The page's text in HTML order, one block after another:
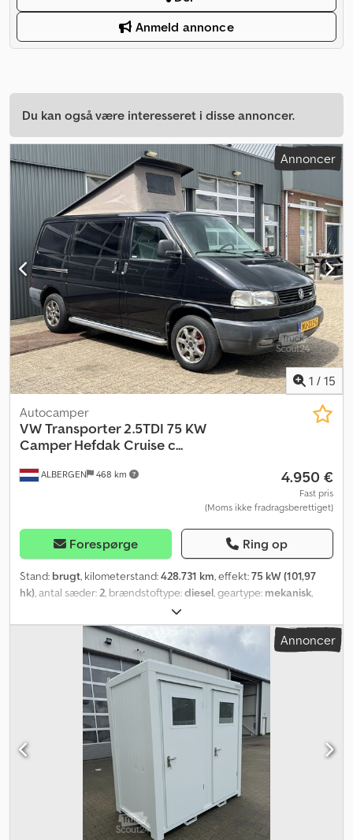
Anmeld annonce
Du kan også være interesseret i disse annoncer.
Annoncer
1 / 15
ALBERGEN 468 km
Autocamper
VWTransporter 2.5TDI 75 KW
Camper Hefdak Cruise c...
4.950 €
Fast pris
(Moms ikke fradragsberettiget)
Forespørge Ring op
Stand: brugt, kilometerstand:428.731 km, effekt:75 kW (101,97
hk) , antal sæder: 2 , brændstoftype:diesel , geartype: mekanisk
05/1999
antal tidligere ejere:1, Produktionsår:1999, Udstyr:centrallås,
fartpilot, fuld servicehistorik, servostyring, trailertræk,
, = Yderligere muligheder og ekstraudstyr = - 12-volts
stikkontakt - Elektriske vinduer - Fjernbetjent centrallås -
Tågeforlygter - Radio - Radio med MP3-understøttelse =
Yderligere information = Generelle oplysninger Antal døre: 4
Modelår: 2026 Tekniske oplysninger Antal cylindre: 5
Motorvolumen: 2.461 cm³ Gearkasse: 5 gear, manuel gearkasse
Vægte Dkjdpfx Adsy Tk U Eo Ssr Egenvægt: 1.671 kg Nyttelast: 1.009
kg Totalvægt: 2.680 kg Maks. trækkraft: 1.820 kg (ubremset 700 kg)
Interiør Interiørfarve: sort Stand Antal nøgler: 2 (1 fjernbetjening)
Produktsikkerhed Producent: Dani Autobedrijven B.V.
Ootmarsumseweg 110 7665SE ALBERGEN, NL
Annoncer